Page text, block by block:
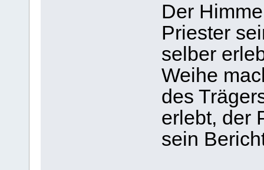
Der
Priester
selber
Weihe
des
erlebt, der
sein